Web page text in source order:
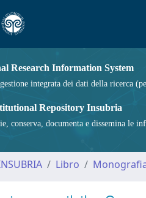
Research Information System
integrata dei dati della ricerca
Repository Insubria
conserva, documenta e dissemina le
Libro